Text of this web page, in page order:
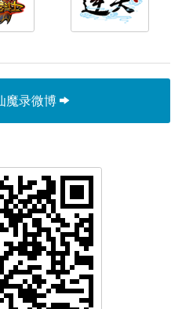
魔录微博